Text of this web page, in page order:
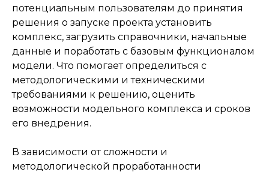
потенциальным пользователям до принятия
решения о запуске проекта установить
комплекс, загрузить справочники, начальные
данные и поработать с базовым функционалом
модели. Что помогает определиться с
методологическими и техническими
требованиями к решению, оценить
возможности модельного комплекса и сроков
его внедрения.
В зависимости от сложности и
методологической проработанности